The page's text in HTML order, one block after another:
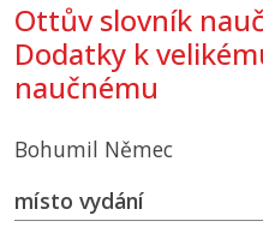
Ottův slovník
Dodatky k
naučnému
Bohumil Němec
místo vydání